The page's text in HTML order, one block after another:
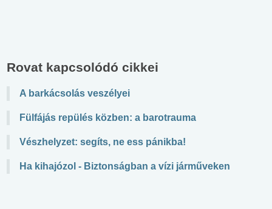
Rovat kapcsolódó cikkei
A barkácsolás veszélyei
Fülfájás repülés közben: a barotrauma
Vészhelyzet: segíts, ne ess pánikba!
Ha kihajózol - Biztonságban a vízi járműveken